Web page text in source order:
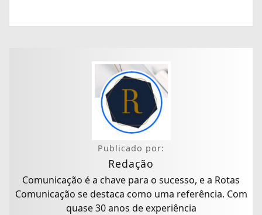
Publicado por:
Redação
Comunicação é a chave para o sucesso, e a Rotas
Comunicação se destaca como uma referência. Com
quase 30 anos de experiência